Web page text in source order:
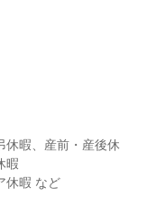
休暇、産前・産後休
暇
休暇 など